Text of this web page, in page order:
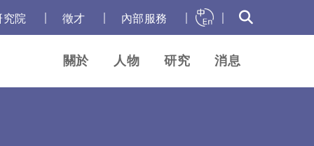
究院 徵才 內部服務
關於 人物 研究 消息